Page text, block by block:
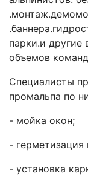
парки.и другие
объемов
Специалисты
промальпа по
- мойка окон;
-
- установка